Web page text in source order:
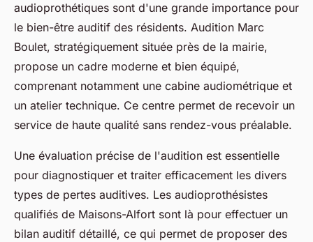
audioprothétiques sont d'une grande importance pour
le bien-être auditif des résidents. Audition Marc
Boulet, stratégiquement située près de la mairie,
propose un cadre moderne et bien équipé,
comprenant notamment une cabine audiométrique et
un atelier technique. Ce centre permet de recevoir un
service de haute qualité sans rendez-vous préalable.
Une évaluation précise de l'audition est essentielle
pour diagnostiquer et traiter efficacement les divers
types de pertes auditives. Les audioprothésistes
qualifiés de Maisons-Alfort sont là pour effectuer un
bilan auditif détaillé, ce qui permet de proposer des